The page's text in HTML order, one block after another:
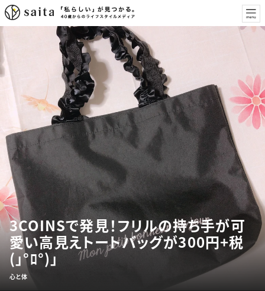
3COINSで発見！フリルの持ち手が可
愛い高見えトートバッグが300円+税
(」°ﾛ°)｣
心と体